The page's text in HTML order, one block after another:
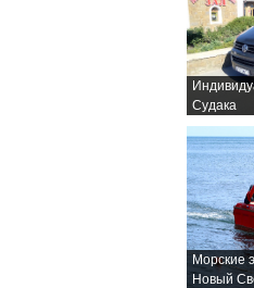
Судака
Морские
Новый